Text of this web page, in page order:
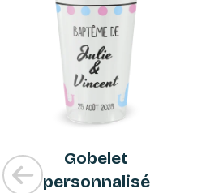
Gobelet
personnalisé